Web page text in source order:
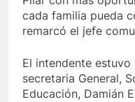
cada familia pueda
remarcó el jefe
El intendente
secretaria General,
Educación, Damián